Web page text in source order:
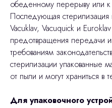
обеденному перерыву или к
Последующая стерилизация
Vacuklav, Vacuquick и
предотвращения передачи
требованиям
стерилизации упакованные
от пыли и могут храниться
Для упаковочного